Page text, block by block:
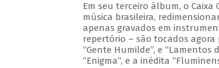
Em seu terceiro álbum, o
música brasileira,
apenas gravados em
repertório – são tocados
“Gente Humilde”, e “Lamentos
“Enigma”, e a inédita